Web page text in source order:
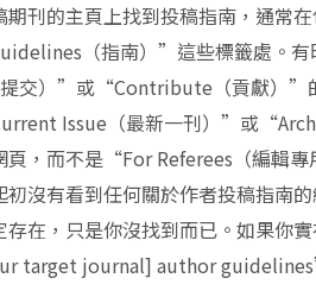
期刊的主頁上找到投稿指南，通
（指南）”這些標籤處。
交）”或“Contribute（貢獻）
Issue（最新一刊）”或
，而不是“For Referees（編輯
初沒有看到任何關於作者投稿指南
存在，只是你沒找到而已。如果你
target journal] author